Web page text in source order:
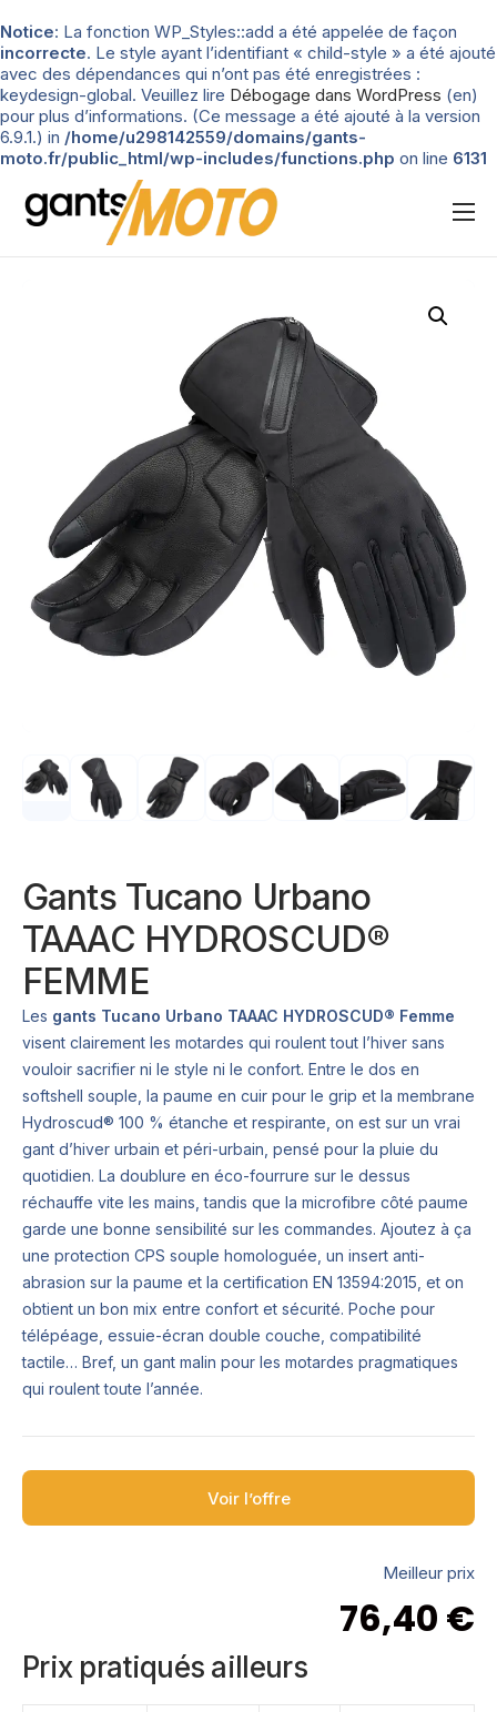
Notice: La fonction WP_Styles::add a été appelée de façon
incorrecte. Le style ayant l’identifiant « child-style » a été ajouté
avec des dépendances qui n’ont pas été enregistrées :
keydesign-global. Veuillez lire Débogage dans WordPress (en)
pour plus d’informations. (Ce message a été ajouté à la version
6.9.1.) in /home/u298142559/domains/gants-
moto.fr/public_html/wp-includes/functions.php on line 6131
Nos tests
Gants Tucano Urbano
TAAAC HYDROSCUD®
FEMME
Les gants Tucano Urbano TAAAC HYDROSCUD® Femme
visent clairement les motardes qui roulent tout l’hiver sans
vouloir sacrifier ni le style ni le confort. Entre le dos en
softshell souple, la paume en cuir pour le grip et la membrane
Hydroscud® 100 % étanche et respirante, on est sur un vrai
gant d’hiver urbain et péri-urbain, pensé pour la pluie du
quotidien. La doublure en éco-fourrure sur le dessus
réchauffe vite les mains, tandis que la microfibre côté paume
garde une bonne sensibilité sur les commandes. Ajoutez à ça
une protection CPS souple homologuée, un insert anti-
abrasion sur la paume et la certification EN 13594:2015, et on
obtient un bon mix entre confort et sécurité. Poche pour
télépéage, essuie-écran double couche, compatibilité
tactile… Bref, un gant malin pour les motardes pragmatiques
qui roulent toute l’année.
Voir l’offre
Meilleur prix
76,40 €
Prix pratiqués ailleurs